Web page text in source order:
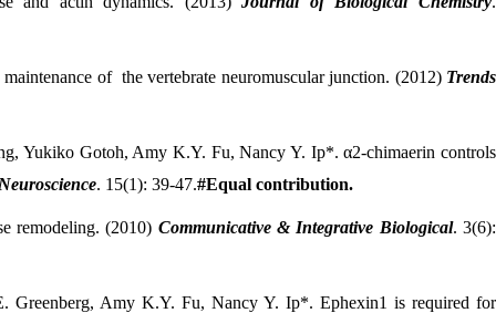
of the vertebrate neuromuscular junction. (2012) Trends
Yukiko Gotoh, Amy K.Y. Fu, Nancy Y. Ip*. α2-chimaerin controls
. 15(1): 39-47.#Equal contribution.
remodeling. (2010) Communicative & Integrative Biological. 3(6):
Amy K.Y. Fu, Nancy Y. Ip*. Ephexin1 is required for